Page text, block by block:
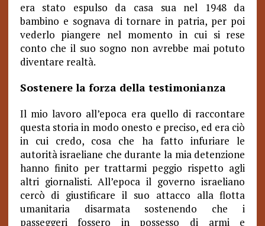
era stato espulso da casa sua nel 1948 da
bambino e sognava di tornare in patria, per poi
vederlo piangere nel momento in cui si rese
conto che il suo sogno non avrebbe mai potuto
diventare realtà.
Sostenere la forza della testimonianza
Il mio lavoro all’epoca era quello di raccontare
questa storia in modo onesto e preciso, ed era ciò
in cui credo, cosa che ha fatto infuriare le
autorità israeliane che durante la mia detenzione
hanno finito per trattarmi peggio rispetto agli
altri giornalisti. All’epoca il governo israeliano
cercò di giustificare il suo attacco alla flotta
umanitaria disarmata sostenendo che i
passeggeri fossero in possesso di armi e